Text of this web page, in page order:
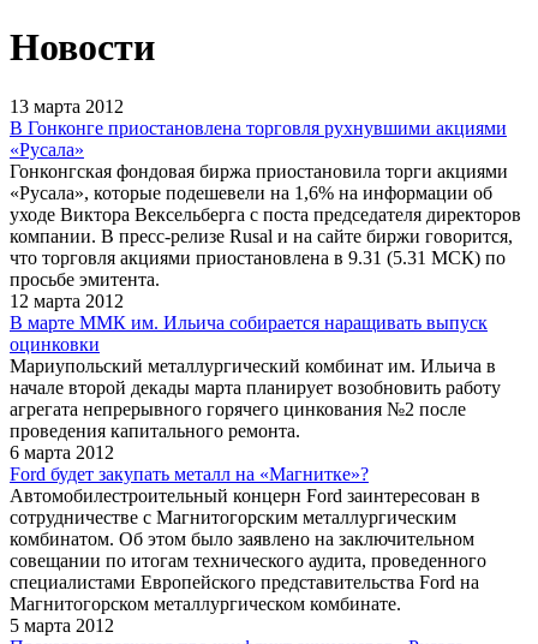
Новости
13 марта 2012
В Гонконге приостановлена торговля рухнувшими акциями
«Русала»
Гонконгская фондовая биржа приостановила торги акциями
«Русала», которые подешевели на 1,6% на информации об
уходе Виктора Вексельберга с поста председателя директоров
компании. В пресс-релизе Rusal и на сайте биржи говорится,
что торговля акциями приостановлена в 9.31 (5.31 МСК) по
просьбе эмитента.
12 марта 2012
В марте ММК им. Ильича собирается наращивать выпуск
оцинковки
Мариупольский металлургический комбинат им. Ильича в
начале второй декады марта планирует возобновить работу
агрегата непрерывного горячего цинкования №2 после
проведения капитального ремонта.
6 марта 2012
Ford будет закупать металл на «Магнитке»?
Автомобилестроительный концерн Ford заинтересован в
сотрудничестве с Магнитогорским металлургическим
комбинатом. Об этом было заявлено на заключительном
совещании по итогам технического аудита, проведенного
специалистами Европейского представительства Ford на
Магнитогорском металлургическом комбинате.
5 марта 2012